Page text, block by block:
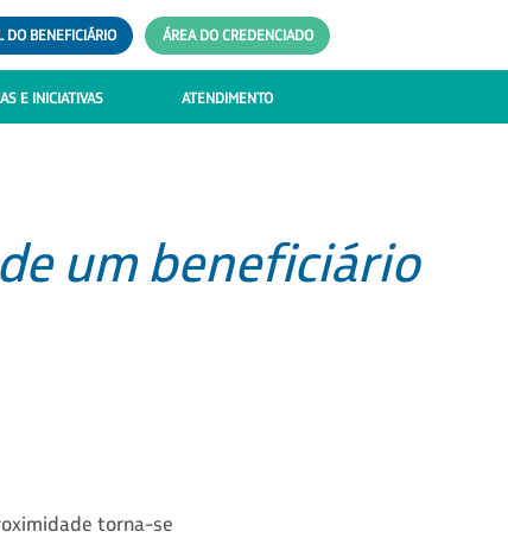
DO BENEFICIÁRIO ÁREA DO CREDENCIADO
E INICIATIVAS ATENDIMENTO
um beneficiário
torna-se